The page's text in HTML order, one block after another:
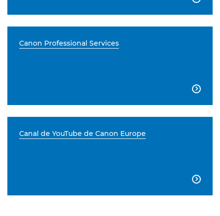
Canon Professional Services

Canal de YouTube de Canon Europe
